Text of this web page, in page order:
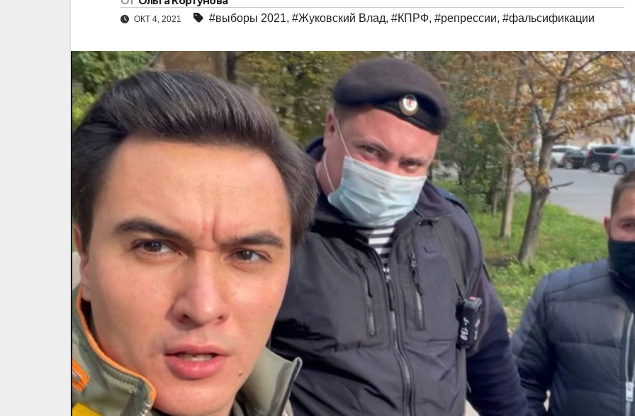
ОКТ 4, 2021 #выборы 2021, #Жуковский Влад, #КПРФ, #репрессии, #фальсификации